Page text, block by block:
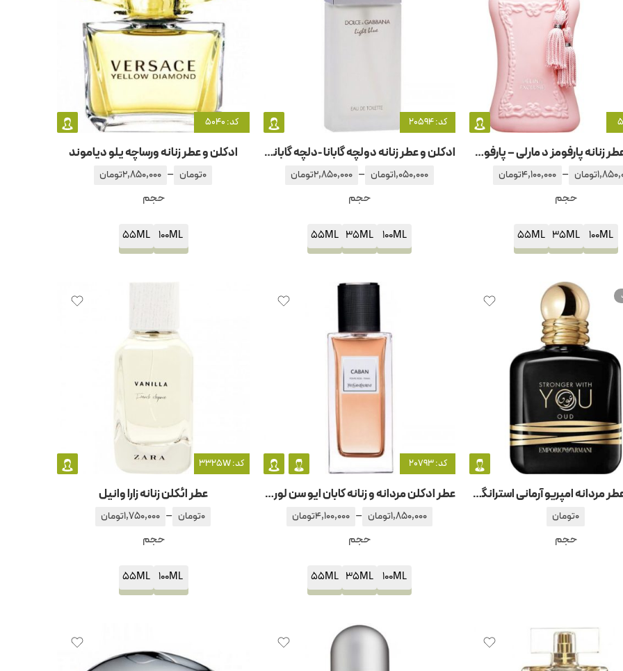
ادکلن و عطر زنانه پارفومز د مارلی – پارفوم دمارلی دلینا اکسکلوسیو
تومان –
4,100,000تومان
حجم
100ML
35ML
55ML
کد: 20594
ادکلن و عطر زنانه دولچه گابانا -دلچه گابانا لایت بلو
1,050,000تومان –
2,850,000تومان
حجم
100ML
35ML
55ML
کد: 5040
ادکلن و عطر زنانه ورساچه یلو دیاموند
0تومان –
2,850,000تومان
حجم
100ML
55ML
ادکلن و عطر مردانه امپریو آرمانی استرانگر ویت یو عود جیور جیو آرمانی -جورجیو آرمانی
0تومان
حجم
کد: 20793
عطر ادکلن مردانه و زنانه کابان ایو سن لورن – ایفسن لورن
1,850,000تومان –
4,100,000تومان
حجم
100ML
35ML
55ML
کد: 3325W
عطر ائکلن زنانه زارا وانیل
0تومان –
1,750,000تومان
حجم
100ML
55ML